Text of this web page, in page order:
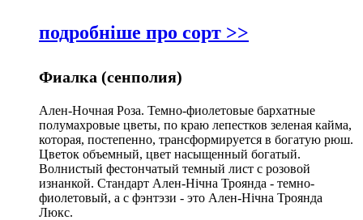
подробніше про сорт >>
Фиалка (сенполия)
Ален-Ночная Роза. Темно-фиолетовые бархатные
полумахровые цветы, по краю лепестков зеленая кайма,
которая, постепенно, трансформируется в богатую рюш.
Цветок объемный, цвет насыщенный богатый.
Волнистый фестончатый темный лист с розовой
изнанкой. Стандарт Ален-Нічна Троянда - темно-
фиолетовый, а с фэнтэзи - это Ален-Нічна Троянда
Люкс.